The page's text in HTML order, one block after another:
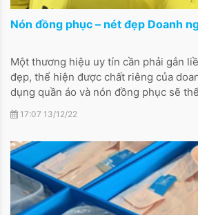
Nón đồng phục – nét đẹp Doanh
Một thương hiệu uy tín cần phải gắn
đẹp, thể hiện được chất riêng của
dụng quần áo và nón đồng phục sẽ
phong cách và tạo được thiện cảm cho
chỉ dừng lại đó, nón đồng phục còn
17:07 13/12/22